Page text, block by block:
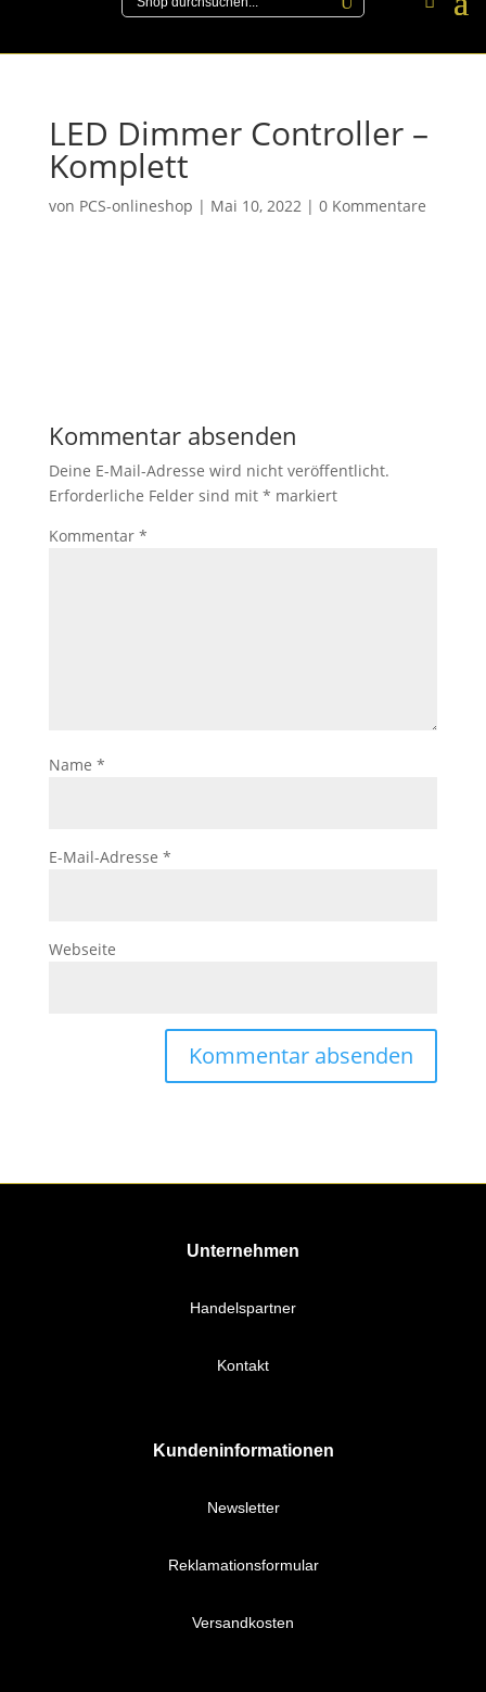
LED Dimmer Controller –
Komplett
von PCS-onlineshop | Mai 10, 2022| 0 Kommentare
Kommentar absenden
Deine E-Mail-Adresse wird nicht veröffentlicht.
Erforderliche Felder sind mit * markiert
Kommentar *
Name *
E-Mail-Adresse *
Webseite
Unternehmen
Handelspartner
Kontakt
Kundeninformationen
Newsletter
Reklamationsformular
Versandkosten